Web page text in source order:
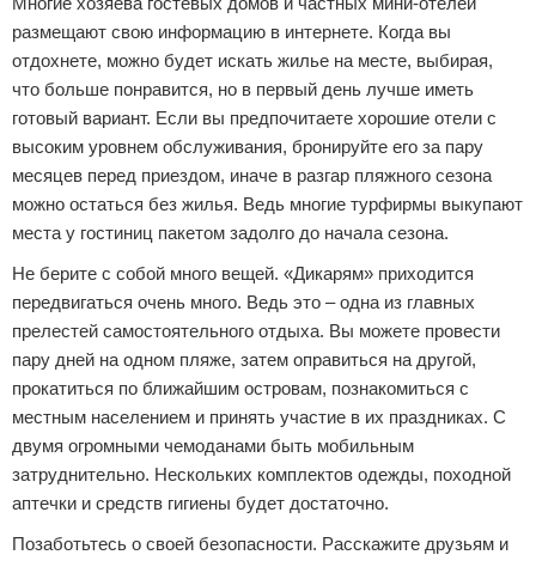
размещают свою информацию в интернете. Когда вы
отдохнете, можно будет искать жилье на месте, выбирая,
что больше понравится, но в первый день лучше иметь
готовый вариант. Если вы предпочитаете хорошие отели с
высоким уровнем обслуживания, бронируйте его за пару
месяцев перед приездом, иначе в разгар пляжного сезона
можно остаться без жилья. Ведь многие турфирмы выкупают
места у гостиниц пакетом задолго до начала сезона.
Не берите с собой много вещей. «Дикарям» приходится
передвигаться очень много. Ведь это – одна из главных
прелестей самостоятельного отдыха. Вы можете провести
пару дней на одном пляже, затем оправиться на другой,
прокатиться по ближайшим островам, познакомиться с
местным населением и принять участие в их праздниках. С
двумя огромными чемоданами быть мобильным
затруднительно. Нескольких комплектов одежды, походной
аптечки и средств гигиены будет достаточно.
Позаботьтесь о своей безопасности. Расскажите друзьям и